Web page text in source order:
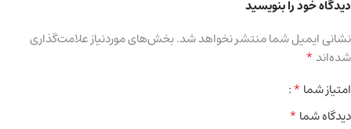
دیدگاه خود را بنویسید
نشانی ایمیل شما منتشر نخواهد شد.بخش‌های موردنیاز علامت‌گذاری
شده‌اند*
امتیاز شما*
دیدگاه شما*